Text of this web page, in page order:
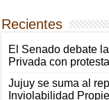
Recientes
El Senado debate
Privada con
Jujuy se suma al
Inviolabilidad